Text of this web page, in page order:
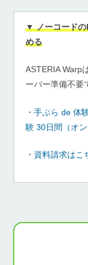
▼ ノーコードの
める
ASTERIA Warp
ーバー準備不要
・ 手ぶら de 体
験 30日間（オン
・ 資料請求はこ